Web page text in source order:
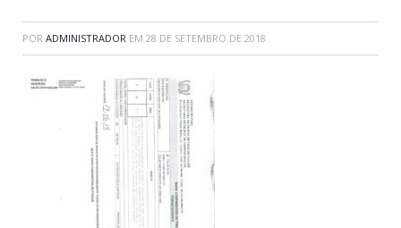
POR ADMINISTRADOR EM 28 DE SETEMBRO DE 2018